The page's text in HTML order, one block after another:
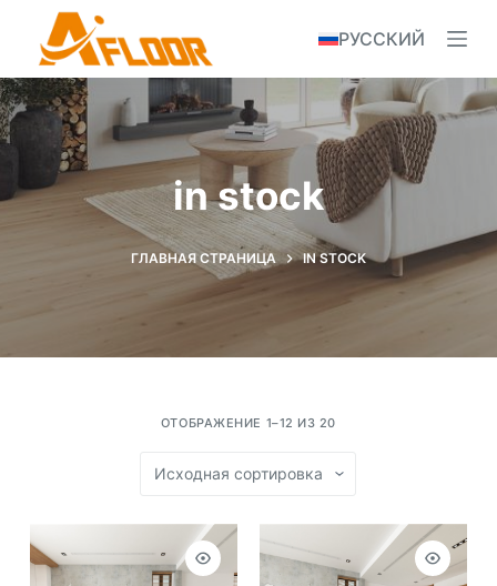
i
p
c
РУССКИЙ
in stock
ГЛАВНАЯ СТРАНИЦА IN STOCK
ОТОБРАЖЕНИЕ 1–12 ИЗ 20